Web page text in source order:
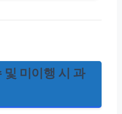
및 미이행 시 과